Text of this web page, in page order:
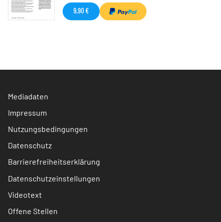
9,90 €
Mediadaten
Impressum
Nutzungsbedingungen
Datenschutz
Barrierefreiheitserklärung
Datenschutzeinstellungen
Videotext
Offene Stellen